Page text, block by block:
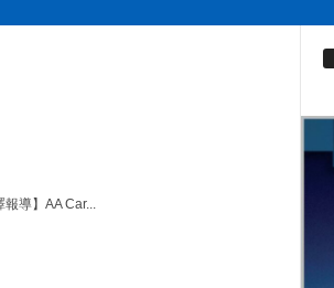
導】AA Car...